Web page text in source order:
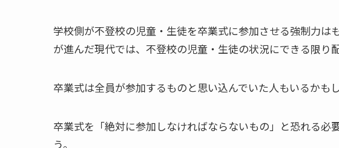
学校側が不登校の児童・生徒を卒業式に参加させる強制力は
が進んだ現代では、不登校の児童・生徒の状況にできる限り
卒業式は全員が参加するものと思い込んでいた人もいるかも
卒業式を「絶対に参加しなければならないもの」と恐れる必
う。